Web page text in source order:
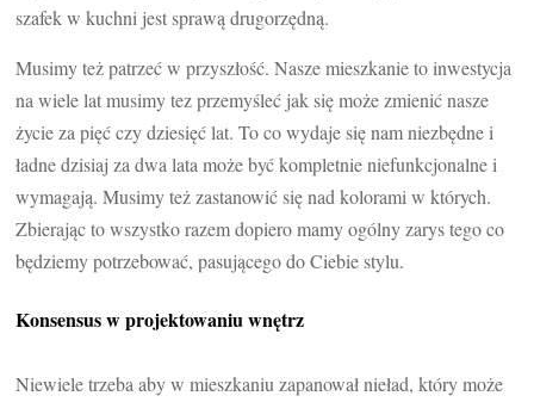
szafek w kuchni jest sprawą drugorzędną.
Musimy też patrzeć w przyszłość. Nasze mieszkanie to inwestycja
na wiele lat musimy tez przemyśleć jak się może zmienić nasze
życie za pięć czy dziesięć lat. To co wydaje się nam niezbędne i
ładne dzisiaj za dwa lata może być kompletnie niefunkcjonalne i
wymagają. Musimy też zastanowić się nad kolorami w których.
Zbierając to wszystko razem dopiero mamy ogólny zarys tego co
będziemy potrzebować, pasującego do Ciebie stylu.
Konsensus w projektowaniu wnętrz
Niewiele trzeba aby w mieszkaniu zapanował nieład, który może